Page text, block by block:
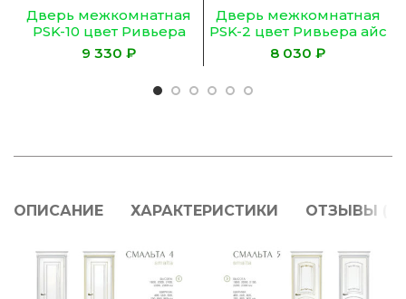
Дверь межкомнатная
PSK-10 цвет Ривьера
айс (Черный лакобель)
₽
Дверь межкомнатная
PSK-2 цвет Ривьера айс
(Белый лакобель)
₽
ОПИСАНИЕ ХАРАКТЕРИСТИКИ ОТЗЫВЫ (0)